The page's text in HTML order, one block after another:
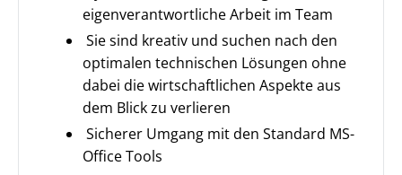
eigenverantwortliche Arbeit im Team
Sie sind kreativ und suchen nach den
optimalen technischen Lösungen ohne
dabei die wirtschaftlichen Aspekte aus
dem Blick zu verlieren
Sicherer Umgang mit den Standard MS-
Office Tools